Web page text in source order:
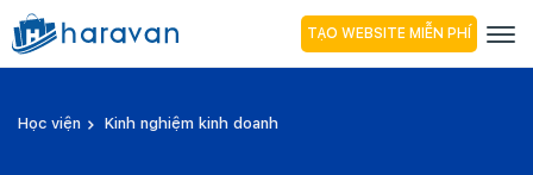
TẠO WEBSITE MIỄN PHÍ
Học viện Kinh nghiệm kinh doanh